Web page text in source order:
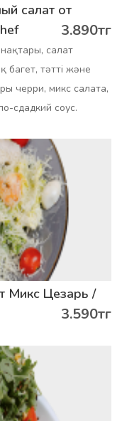
салат от
3.890тг
салат
багет, тәтті және
черри, микс салата,
сдадкий соус.
Микс Цезарь /
3.590тг